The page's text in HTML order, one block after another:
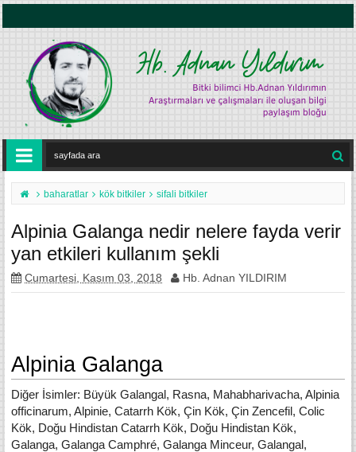
baharatlar kök bitkiler sifali bitkiler
Alpinia Galanga nedir nelere fayda verir
yan etkileri kullanım şekli
Cumartesi, Kasım 03, 2018 Hb. Adnan YILDIRIM
Alpinia Galanga
Diğer İsimler: Büyük Galangal, Rasna, Mahabharivacha, Alpinia
officinarum, Alpinie, Catarrh Kök, Çin Kök, Çin Zencefil, Colic
Kök, Doğu Hindistan Catarrh Kök, Doğu Hindistan Kök,
Galanga, Galanga Camphré, Galanga Minceur, Galangal,